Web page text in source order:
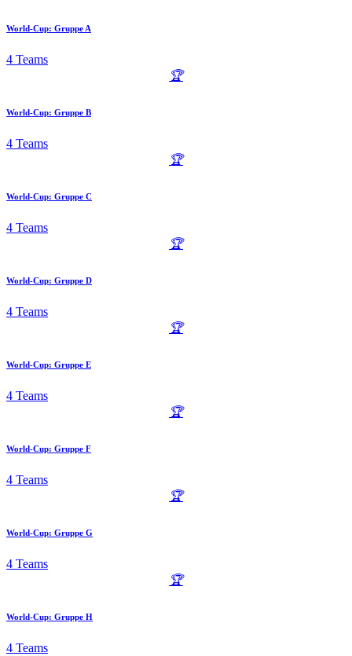
World-Cup: Gruppe A
4 Teams
🏆
World-Cup: Gruppe B
4 Teams
🏆
World-Cup: Gruppe C
4 Teams
🏆
World-Cup: Gruppe D
4 Teams
🏆
World-Cup: Gruppe E
4 Teams
🏆
World-Cup: Gruppe F
4 Teams
🏆
World-Cup: Gruppe G
4 Teams
🏆
World-Cup: Gruppe H
4 Teams